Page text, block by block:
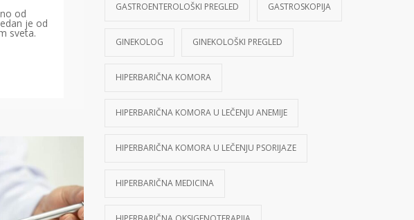
od
je od
sveta.
GASTROENTEROLOŠKI PREGLED GASTROSKOPIJA
GINEKOLOG GINEKOLOŠKI PREGLED
HIPERBARIČNA KOMORA
HIPERBARIČNA KOMORA U LEČENJU ANEMIJE
HIPERBARIČNA KOMORA U LEČENJU PSORIJAZE
HIPERBARIČNA MEDICINA